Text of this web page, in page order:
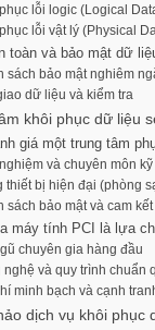
lỗi logic (Logical
lỗi vật lý (Physical
toàn và bảo mật dữ
sách bảo mật nghiêm
dữ liệu và kiểm tra
khôi phục dữ liệu
giá một trung tâm
và chuyên môn kỹ
thiết bị hiện đại (phòng
sách bảo mật và cam
máy tính PCI là lựa
chuyên gia hàng đầu
nghệ và quy trình chuẩn
minh bạch và cạnh
dịch vụ khôi phục